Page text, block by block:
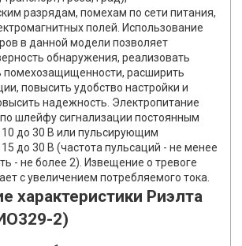
разрядам, помехам по сети питания,
полей. Использование
в данной модели позволяет
обнаружения, реализовать
помехозащищенности, расширить
повысить удобство настройки и
надежность. Электропитание
шлейфу сигнализации постоянным
до 30 В или пульсирующим
до 30 В (частота пульсаций - не менее
- не более 2). Извещение о тревоге
с увеличением потребляемого тока.
характеристики Риэлта
2)